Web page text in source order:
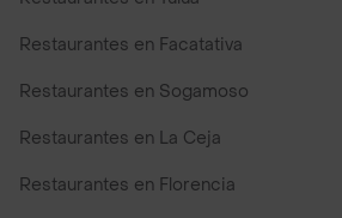
Restaurantes en Facatativa
Restaurantes en Sogamoso
Restaurantes en La Ceja
Restaurantes en Florencia